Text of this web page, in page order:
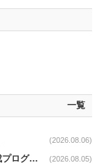
一覧
(2026.08.06)
富士薬品news｜｢ペット栄養相談の専門人材育成プログラム｣7月から開始 (2026.08.05)